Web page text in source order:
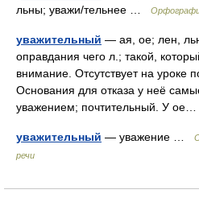
льны; уважи/тельнее …
уважительный — ая, ое; лен,
оправдания чего л.; такой,
внимание. Отсутствует на уроке
Основания для отказа у неё
уважением; почтительный. У
уважительный — уважение …
речи